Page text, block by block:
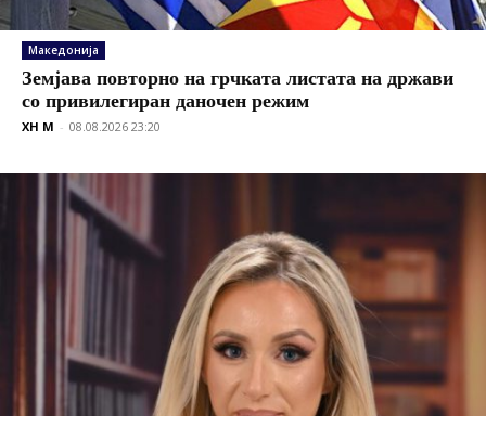
Македонија
Земјава повторно на грчката листата на држави
со привилегиран даночен режим
XH M - 08.08.2026 23:20